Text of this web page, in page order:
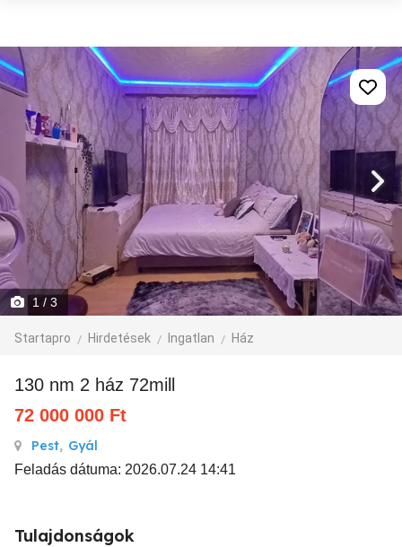
1 / 3
Startapro Hirdetések Ingatlan Ház
130 nm 2 ház 72mill
72 000 000 Ft
Pest, Gyál
Feladás dátuma: 2026.07.24 14:41
Tulajdonságok